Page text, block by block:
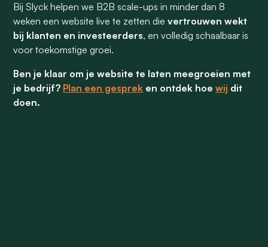
Bij Slyck helpen we B2B scale-ups in minder dan 8
weken een website live te zetten dievertrouwen wekt
bij klanten en investeerders, en volledig schaalbaar is
voor toekomstige groei.
Ben je klaar om je website te laten meegroeien met
je bedrijf? Plan een gesprek en ontdek hoewij dit
doen.